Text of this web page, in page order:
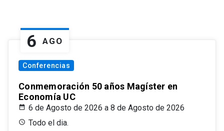
6 AGO
Conferencias
Conmemoración 50 años Magíster en
Economía UC
6 de Agosto de 2026 a 8 de Agosto de 2026
Todo el dia.